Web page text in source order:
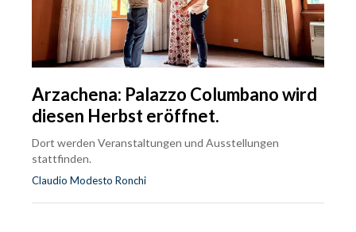
Arzachena: Palazzo Columbano wird
diesen Herbst eröffnet.
Dort werden Veranstaltungen und Ausstellungen
stattfinden.
Claudio Modesto Ronchi